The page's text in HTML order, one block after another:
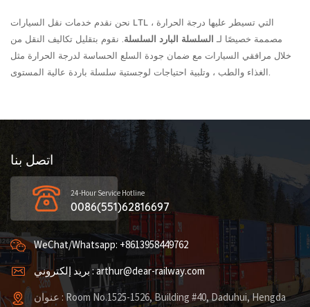
نحن نقدم خدمات نقل السيارات LTL التي تسيطر عليها درجة الحرارة ،
مصممة خصيصًا لـ السلسلة البارد السلسلة . نقوم بتقليل تكاليف النقل من
خلال مرافقي السيارات مع ضمان جودة السلع الحساسة لدرجة الحرارة مثل
اتصل بنا
24-Hour Service Hotline
0086(551)62816697
WeChat/Whatsapp: +8613958449762
بريد إلكتروني : arthur@dear-railway.com
عنوان : Room No.1525-1526, Building #40, Daduhui, Hengda